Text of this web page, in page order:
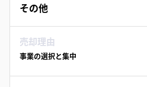
その他
売却理由
事業の選択と集中